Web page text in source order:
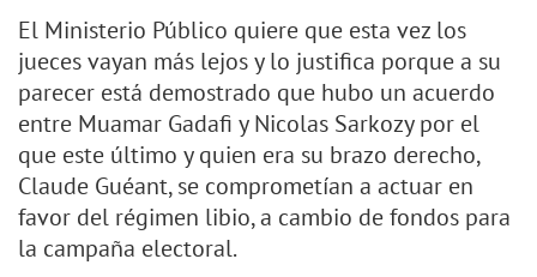
El Ministerio Público quiere que esta vez los
jueces vayan más lejos y lo justifica porque a su
parecer está demostrado que hubo un acuerdo
entre Muamar Gadafi y Nicolas Sarkozy por el
que este último y quien era su brazo derecho,
Claude Guéant, se comprometían a actuar en
favor del régimen libio, a cambio de fondos para
la campaña electoral.